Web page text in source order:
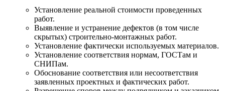
Установление реальной стоимости проведенных
работ.
Выявление и устранение дефектов (в том числе
скрытых) строительно-монтажных работ.
Установление фактически используемых материалов.
Установление соответствия нормам, ГОСТам и
СНИПам.
Обоснование соответствия или несоответствия
заявленных проектных и фактических работ.